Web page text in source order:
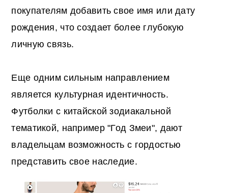
покупателям добавить свое имя или дату
рождения, что создает более глубокую
личную связь.
Еще одним сильным направлением
является культурная идентичность.
Футболки с китайской зодиакальной
тематикой, например "Год Змеи", дают
владельцам возможность с гордостью
представить свое наследие.